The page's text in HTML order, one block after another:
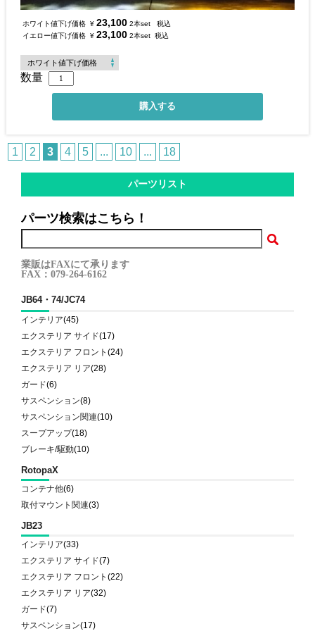
パーツリスト
パーツ検索はこちら！
業販はFAXにて承ります
FAX：079-264-6162
JB64・74/JC74
インテリア(45)
エクステリア サイド(17)
エクステリア フロント(24)
エクステリア リア(28)
ガード(6)
サスペンション(8)
サスペンション関連(10)
スープアップ(18)
ブレーキ/駆動(10)
RotopaX
コンテナ他(6)
取付マウント関連(3)
JB23
インテリア(33)
エクステリア サイド(7)
エクステリア フロント(22)
エクステリア リア(32)
ガード(7)
サスペンション(17)
ホワイト値下げ価格 ¥ 23,100 2本set
税込
イエロー値下げ価格 ¥ 23,100 2本set 税込
数量
1 2 3 4 5 ... 10 ... 18